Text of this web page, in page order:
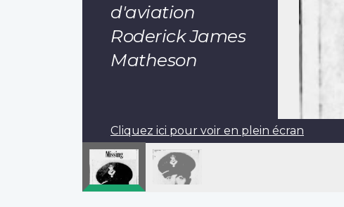
d'aviation
Roderick James
Matheson
Cliquez ici pour voir en plein écran